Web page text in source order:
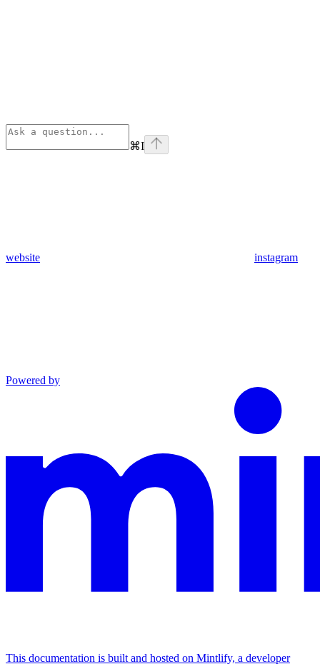
⌘I
website instagram
Powered by
This documentation is built and hosted on Mintlify, a developer